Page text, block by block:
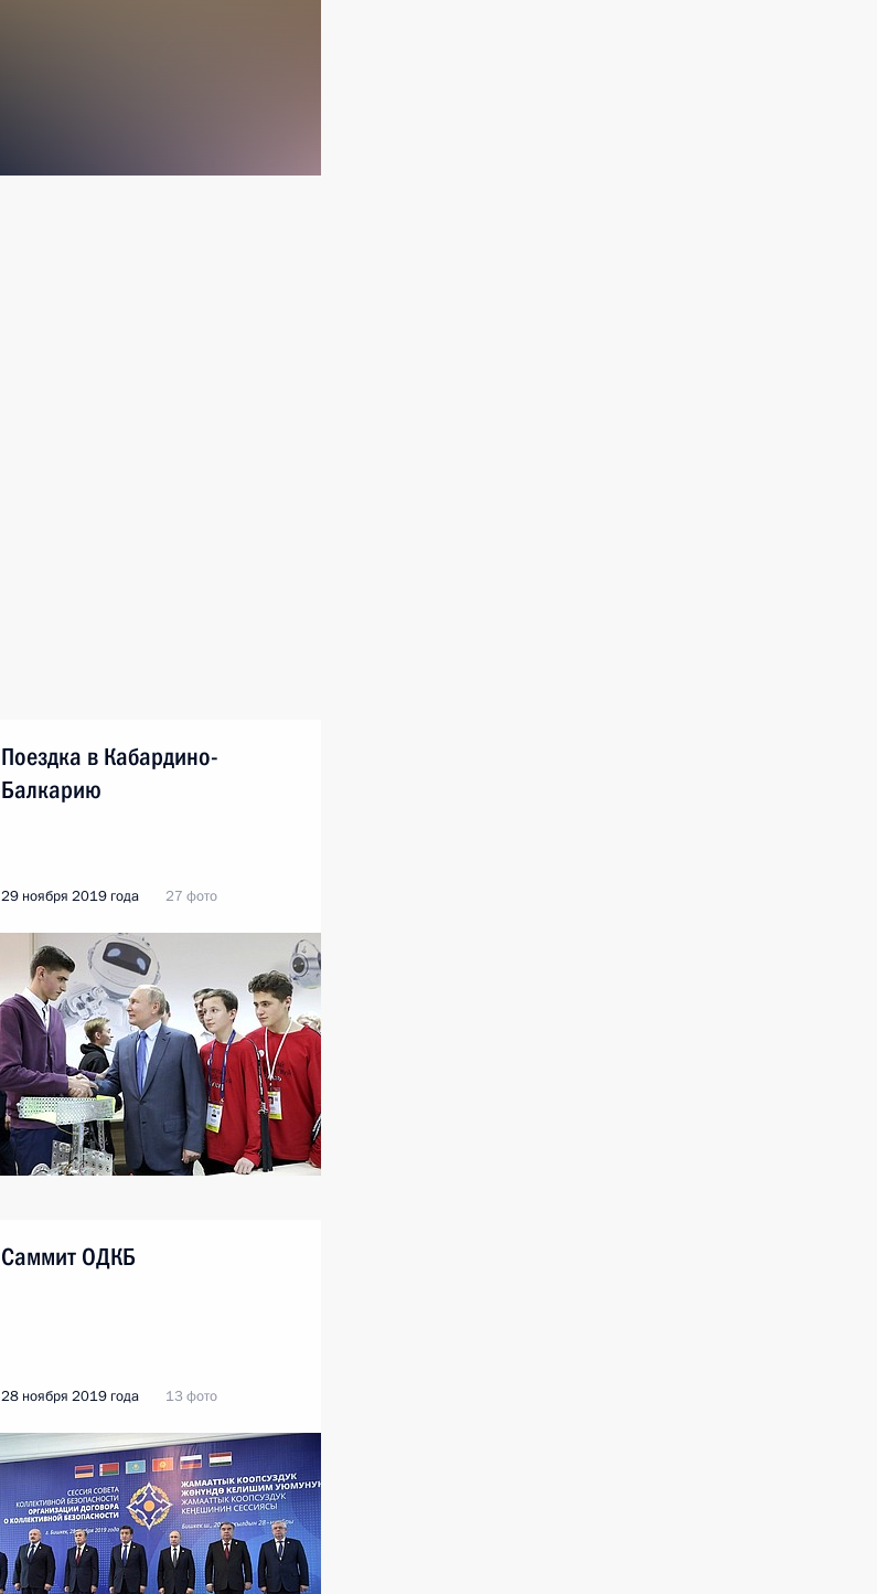
Поездка в Кабардино-
Балкарию
29 ноября 2019 года 27 фото
Саммит ОДКБ
28 ноября 2019 года 13 фото